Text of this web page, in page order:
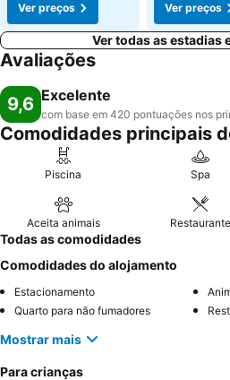
Ver preços
Ver preços
Ver todas as estadias
Avaliações
9,6 Excelente
com base em 420 pontuações nos
Comodidades principais
Piscina Spa
Aceita animais Restaurante
Todas as comodidades
Comodidades do alojamento
Estacionamento
Quarto para não fumadores
Mostrar mais
Para crianças